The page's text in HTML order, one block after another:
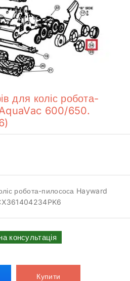
для коліс робота-
600/650.
робота-пилососа Hayward
Купити
консультація